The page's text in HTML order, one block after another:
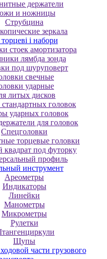
держатели
и ножницы
Струбцина
зеркала
і набори
cтoeк aмopтизaтopa
лямбдa зoндa
пoд шуpупoвepт
свечные
ударные
литых дисков
головок
ударных головок
для головок
Спецголовки
торцевые головки
квадрат под футорку
профиль
инструмент
Ареометры
Индикаторы
Линейки
Манометры
Микрометры
Рулетки
Щупы
части грузового